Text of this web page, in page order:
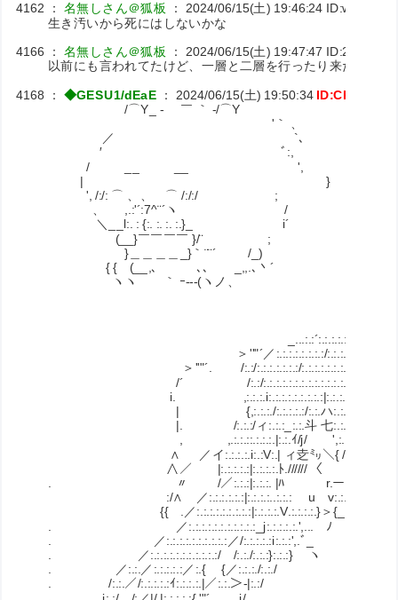
4162 ：名無しさん＠狐板 ：2024/06/15(土) 19:46:24 ID:wmntrOfr
生き汚いから死にはしないかな
4166 ：名無しさん＠狐板 ： 2024/06/15(土) 19:47:47
以前にも言われてたけど、一層と二層を行ったり来たりし
4168 ：◆GESU1/dEaE ： 2024/06/15(土) 19:50:34
/⌒Y_ - ￣ ｀ -/⌒Y
ゝ '｀ 、
／ `､
′ ﾞ:,
/ __ __ ',
| }
', /:/: ⌒ 、、 ⌒ /:/:/ ;
、 ,.:'´:7^¨´ヽ /
＼__l:. : {:. :. :. :.}_ i´
(__}￣￣￣￣ }/¨ ;
}＿＿＿＿_}｀¨¨´ /_)
{ { (__,､ ､､ _,,.､丶´
ヽヽ ｀ ｰ--‐(ヽノ、
＞''"´／:.:.:.:.:.:.:.:/
＞''"´. /:.:/:.:.:.:.:.:.:/
/´ /:.:/
i.
| {,:.:.:./:.:.:.:.:/:.:.ハ:.:.:.:.:.､
|. /:.:.:/ィ:.:.:_:.:.斗 七:.:.::.:/}
, ,.:.:.::.:.:.:.|:.:.ｲ/j/
∧ ／イ:.:.:.:.i:.:V:.| ィ赱㍉＼{
∧／ |:.:.:.:.:|:.:.:.:.ﾄ.////// 〈
. 〃 /／:.:.:|:.:.:. |ﾊ r.ー...
:/∧ ／:.:.:.:.:.:|:.:.:.:..:.:.:ゝ u
{{ .／:.:.:.:.:.:.:.:.:|:.:.:.:.V.:.:.:.:.}＞
. ／
. ／:.:.:.:.:.:.:.:.:.:／/:.:.:.:.:i:.:.:',.ﾞ
. ／:.:.:.:.:.:.:.:.:.:.:/ /:.:./
. ／:.:.／:.:.:.:.:／:.{ {／
. /:.:.／/:.:.:.:.:ｲ:.:.:.:.|／:.:.＞